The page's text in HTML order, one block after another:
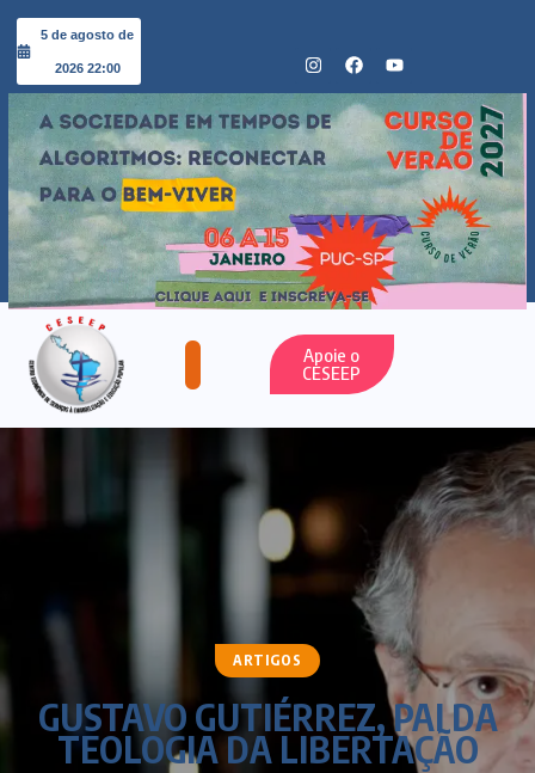
5 de agosto de
2026 22:00
Apoie o
CESEEP
ARTIGOS
GUSTAVO GUTIÉRREZ, PAI DA
TEOLOGIA DA LIBERTAÇÃO